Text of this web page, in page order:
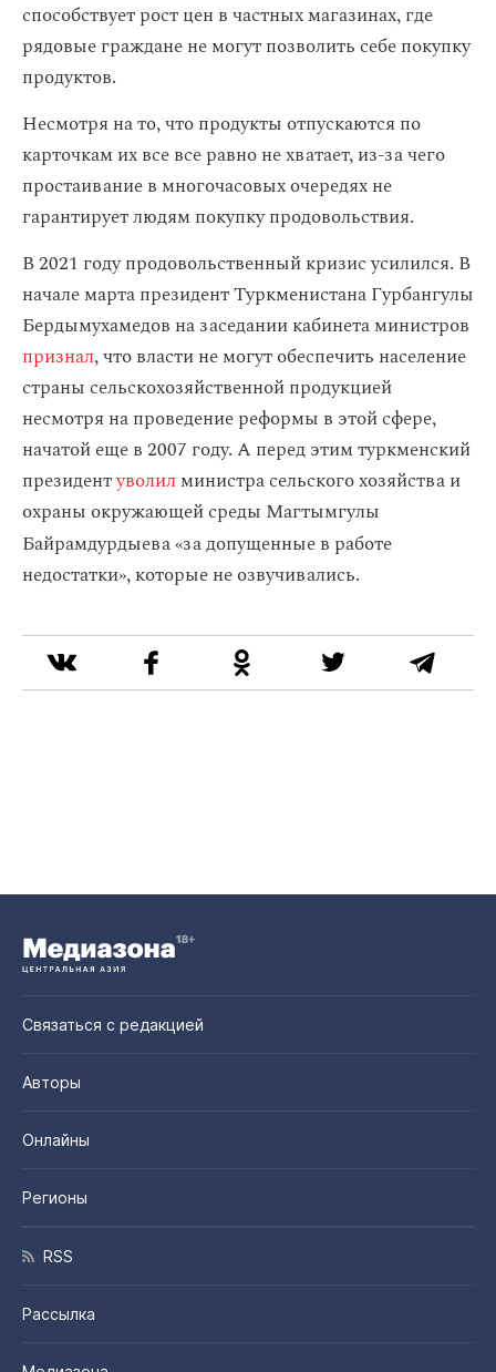
способствует рост цен в частных магазинах, где
рядовые граждане не могут позволить себе покупку
продуктов.
Несмотря на то, что продукты отпускаются по
карточкам их все все равно не хватает, из-за чего
простаивание в многочасовых очередях не
гарантирует людям покупку продовольствия.
В 2021 году продовольственный кризис усилился. В
начале марта президент Туркменистана Гурбангулы
Бердымухамедов на заседании кабинета министров
признал, что власти не могут обеспечить население
страны сельскохозяйственной продукцией
несмотря на проведение реформы в этой сфере,
начатой еще в 2007 году. А перед этим туркменский
президентуволил министра сельского хозяйства и
охраны окружающей среды Магтымгулы
Байрамдурдыева«за допущенные в работе
недостатки», которые не озвучивались.
Связаться с редакцией
Авторы
Онлайны
Регионы
RSS
Рассылка